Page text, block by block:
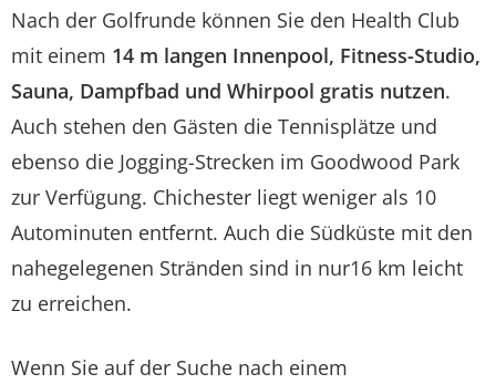
Nach der Golfrunde können Sie den Health Club
mit einem 14 m langen Innenpool, Fitness-Studio,
Sauna, Dampfbad und Whirpool gratis nutzen.
Auch stehen den Gästen die Tennisplätze und
ebenso die Jogging-Strecken im Goodwood Park
zur Verfügung. Chichester liegt weniger als 10
Autominuten entfernt. Auch die Südküste mit den
nahegelegenen Stränden sind in nur16 km leicht
zu erreichen.
Wenn Sie auf der Suche nach einem